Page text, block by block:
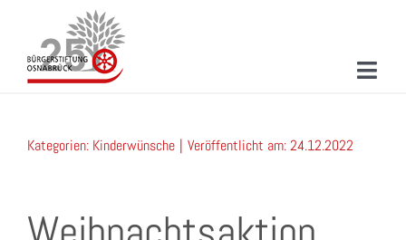
springen
MITMACHEN
Kategorien: Kinderwünsche | Veröffentlicht am: 24.12.2022